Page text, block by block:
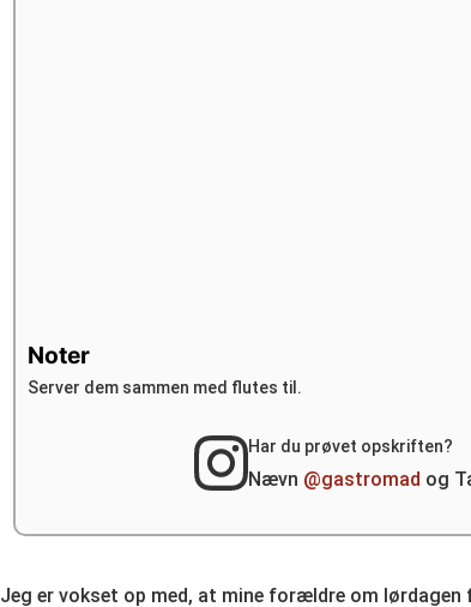
Noter
Server dem sammen med flutes til.
Har du prøvet opskriften?
Nævn @gastromad og
Jeg er vokset op med, at mine forældre om